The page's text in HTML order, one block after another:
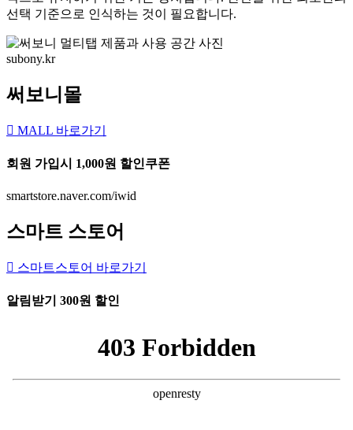
선택 기준으로 인식하는 것이 필요합니다.
subony.kr
써보니몰
MALL 바로가기
회원 가입시 1,000원 할인쿠폰
smartstore.naver.com/iwid
스마트 스토어
스마트스토어 바로가기
알림받기 300원 할인